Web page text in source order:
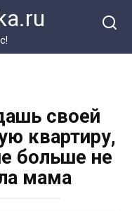
своей
квартиру,
больше не
мама